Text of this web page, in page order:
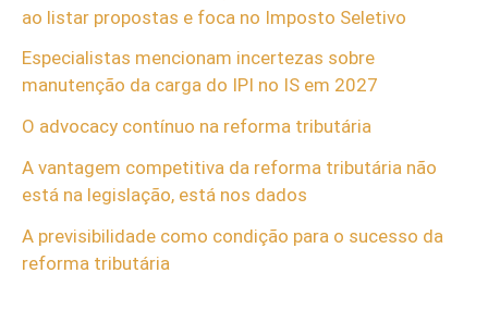
ao listar propostas e foca no Imposto Seletivo
Especialistas mencionam incertezas sobre
manutenção da carga do IPI no IS em 2027
O advocacy contínuo na reforma tributária
A vantagem competitiva da reforma tributária não
está na legislação, está nos dados
A previsibilidade como condição para o sucesso da
reforma tributária